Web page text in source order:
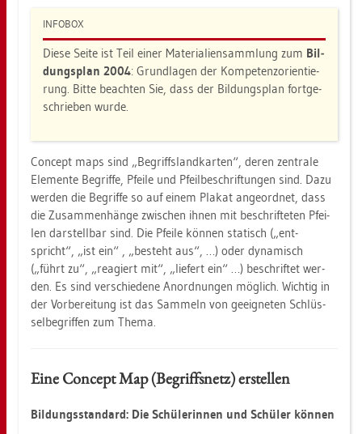
IN­FO­BOX
Diese Seite ist Teil einer Ma­te­ria­li­en­samm­lung zum Bil­
dungs­plan 2004: Grund­la­gen der Kom­pe­tenz­ori­en­tie­
rung. Bitte be­ach­ten Sie, dass der Bil­dungs­plan fort­ge­
schrie­ben wurde.
Con­cept maps sind „Be­griffs­land­kar­ten“, deren zen­tra­le
Ele­men­te Be­grif­fe, Pfei­le und Pfeil­be­schrif­tun­gen sind. Dazu
wer­den die Be­grif­fe so auf einem Pla­kat an­ge­ord­net, dass
die Zu­sam­men­hän­ge zwi­schen ihnen mit be­schrif­te­ten Pfei­
len dar­stell­bar sind. Die Pfei­le kön­nen sta­tisch („ent­
spricht“, „ist ein“ , „be­steht aus“, …) oder dy­na­misch
(„führt zu“, „re­agiert mit“, „lie­fert ein“ …) be­schrif­tet wer­
den. Es sind ver­schie­de­ne An­ord­nun­gen mög­lich. Wich­tig in
der Vor­be­rei­tung ist das Sam­meln von ge­eig­ne­ten Schlüs­
sel­be­grif­fen zum Thema.
Eine Con­cept Map (Be­griffs­netz) er­stel­len
Bil­dungs­stan­dard: Die Schü­le­rin­nen und Schü­ler kön­nen